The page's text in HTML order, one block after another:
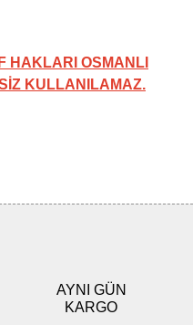
HAKLARI OSMANLI
KULLANILAMAZ.
AYNI GÜN
KARGO